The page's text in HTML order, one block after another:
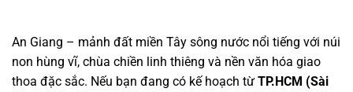
An Giang – mảnh đất miền Tây sông nước nổi tiếng với núi
non hùng vĩ, chùa chiền linh thiêng và nền văn hóa giao
thoa đặc sắc. Nếu bạn đang có kế hoạch từ TP.HCM (Sài